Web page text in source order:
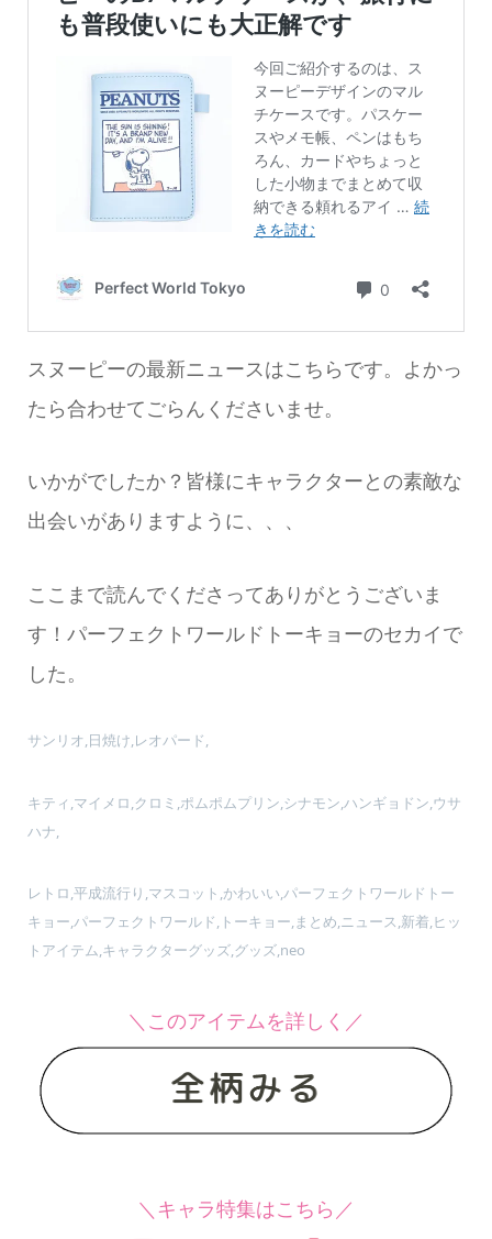
スヌーピーの最新ニュースはこちらです。よかっ
たら合わせてごらんくださいませ。
いかがでしたか？皆様にキャラクターとの素敵な
出会いがありますように、、、
ここまで読んでくださってありがとうございま
す！パーフェクトワールドトーキョーのセカイで
した。
サンリオ,日焼け,レオパード,
キティ,マイメロ,クロミ,ポムポムプリン,シナモン,ハンギョドン,ウサ
ハナ,
レトロ,平成流行り,マスコット,かわいい,パーフェクトワールドトー
キョー,パーフェクトワールド,トーキョー,まとめ,ニュース,新着,ヒッ
トアイテム,キャラクターグッズ,グッズ,neo
＼このアイテムを詳しく／
＼キャラ特集はこちら／